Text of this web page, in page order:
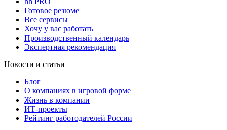
Готовое резюме
Все сервисы
Хочу у вас работать
Производственный календарь
Экспертная рекомендация
Новости и статьи
Блог
О компаниях в игровой форме
Жизнь в компании
ИТ-проекты
Рейтинг работодателей России